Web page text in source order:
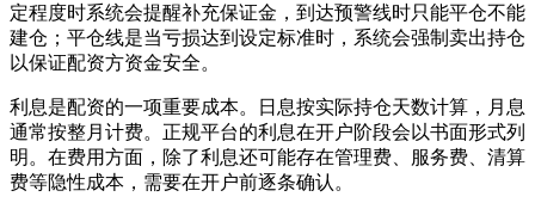
定程度时系统会提醒补充保证金，到达预警线时只能平仓不能
建仓；平仓线是当亏损达到设定标准时，系统会强制卖出持仓
以保证配资方资金安全。
利息是配资的一项重要成本。日息按实际持仓天数计算，月息
通常按整月计费。正规平台的利息在开户阶段会以书面形式列
明。在费用方面，除了利息还可能存在管理费、服务费、清算
费等隐性成本，需要在开户前逐条确认。